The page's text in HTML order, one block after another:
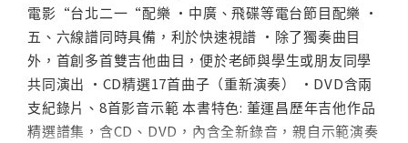
電影“台北二一“配樂 ·中廣、飛碟等電台節目配樂 ·
五、六線譜同時具備，利於快速視譜 ·除了獨奏曲目
外，首創多首雙吉他曲目，便於老師與學生或朋友同學
共同演出 ·CD精選17首曲子（重新演奏） ·DVD含兩
支紀錄片、8首影音示範 本書特色: 董運昌歷年吉他作品
精選譜集，含CD、DVD，內含全新錄音，親自示範演奏